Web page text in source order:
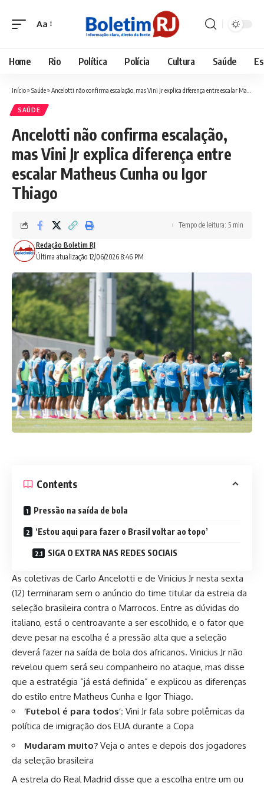
Font
Aa
Home Rio Política Polícia Cultura Saúde
Início» Saúde» Ancelotti não confirma escalação, mas Vini Jr explica diferença entre escalar Matheus Cunha ou Igor Thiago
SAÚDE
Ancelotti não confirma escalação,
mas Vini Jr explica diferença entre
escalar Matheus Cunha ou Igor
Thiago
Última atualização 12/06/2026 8:46 PM
Redação Boletim RJ
Tempo de leitura: 5 min
Contents
Pressão na saída de bola
‘Estou aqui para fazer o Brasil voltar ao topo’
SIGA O EXTRA NAS REDES SOCIAIS
As coletivas de Carlo Ancelotti e de Vinicius Jr nesta sexta
(12) terminaram sem o anúncio do time titular da estreia da
seleção brasileira contra o Marrocos. Entre as dúvidas do
italiano, está o centroavante a ser escolhido, e o fator que
deve pesar na escolha é a pressão alta que a seleção
deverá fazer na saída de bola dos africanos. Vinicius Jr não
revelou quem será seu companheiro no ataque, mas disse
que a estratégia “já está definida” e explicou as diferenças
do estilo entre Matheus Cunha e Igor Thiago.
‘Futebol é para todos’: Vini Jr fala sobre polêmicas da
política de imigração dos EUA durante a Copa
Mudaram muito? Veja o antes e depois dos jogadores
da seleção brasileira
A estrela do Real Madrid disse que a escolha entre um ou